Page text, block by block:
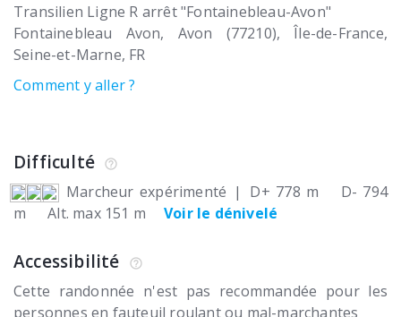
Transilien Ligne R arrêt "Fontainebleau-Avon"
Fontainebleau Avon
Avon (77210)
Île-de-France,
Seine-et-Marne FR
Comment y aller ?
Difficulté
Marcheur expérimenté | D+ 778 m
D- 794
m
Alt. max 151 m Voir le dénivelé
Accessibilité
Cette randonnée n'est pas recommandée pour les
personnes en fauteuil roulant ou mal-marchantes